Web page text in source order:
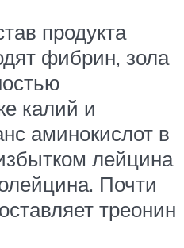
продукта
фибрин, зола
калий и
аминокислот в
лейцина
Почти
треонин